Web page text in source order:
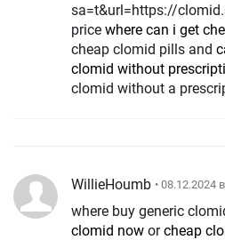
sa=t&url=https://
price where can i get
cheap clomid pills and
clomid without
clomid without a
WillieHoumb • 08.12.2024
where buy generic
clomid now orcheap